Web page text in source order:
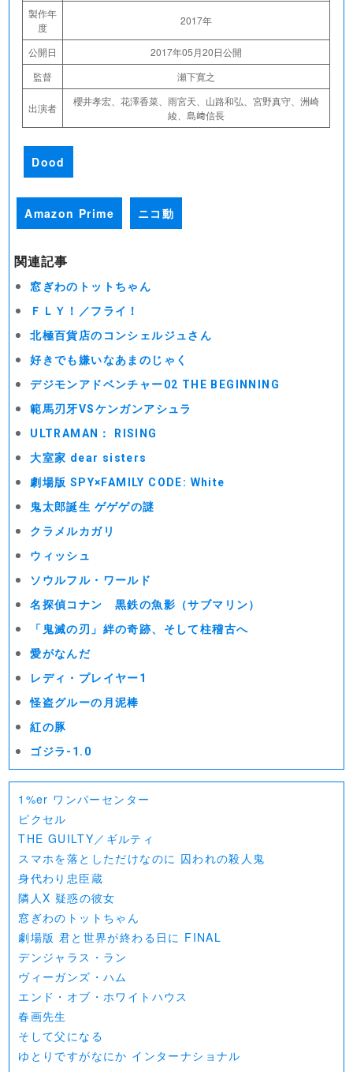
製作年
度
2017年
公開日
2017年05月20日公開
監督
瀬下寛之
出演者
櫻井孝宏、花澤香菜、雨宮天、山路和弘、宮野真守、洲崎
綾、島﨑信長
Dood
Amazon Prime ニコ動
関連記事
窓ぎわのトットちゃん
ＦＬＹ！／フライ！
北極百貨店のコンシェルジュさん
好きでも嫌いなあまのじゃく
デジモンアドベンチャー02 THE BEGINNING
範馬刃牙VSケンガンアシュラ
ULTRAMAN： RISING
大室家 dear sisters
劇場版 SPY×FAMILY CODE: White
⻤太郎誕生 ゲゲゲの謎
クラメルカガリ
ウィッシュ
ソウルフル・ワールド
名探偵コナン 黒鉄の魚影（サブマリン）
「鬼滅の刃」絆の奇跡、そして柱稽古へ
愛がなんだ
レディ・プレイヤー1
怪盗グルーの月泥棒
紅の豚
ゴジラ-1.0
1%er ワンパーセンター
ピクセル
THE GUILTY／ギルティ
スマホを落としただけなのに 囚われの殺人鬼
身代わり忠臣蔵
隣人X 疑惑の彼女
窓ぎわのトットちゃん
劇場版 君と世界が終わる日に FINAL
デンジャラス・ラン
ヴィーガンズ・ハム
エンド・オブ・ホワイトハウス
春画先生
そして父になる
ゆとりですがなにか インターナショナル